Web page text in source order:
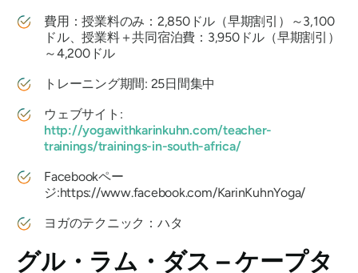
費用：授業料のみ：2,850ドル（早期割引）～3,100
ドル、授業料＋共同宿泊費：3,950ドル（早期割引）
～4,200ドル
トレーニング期間: 25日間集中
ウェブサイト:
http://yogawithkarinkuhn.com/teacher-
trainings/trainings-in-south-africa/
Facebookペー
ジ:https://www.facebook.com/KarinKuhnYoga/
ヨガのテクニック：ハタ
グル・ラム・ダス – ケープタ